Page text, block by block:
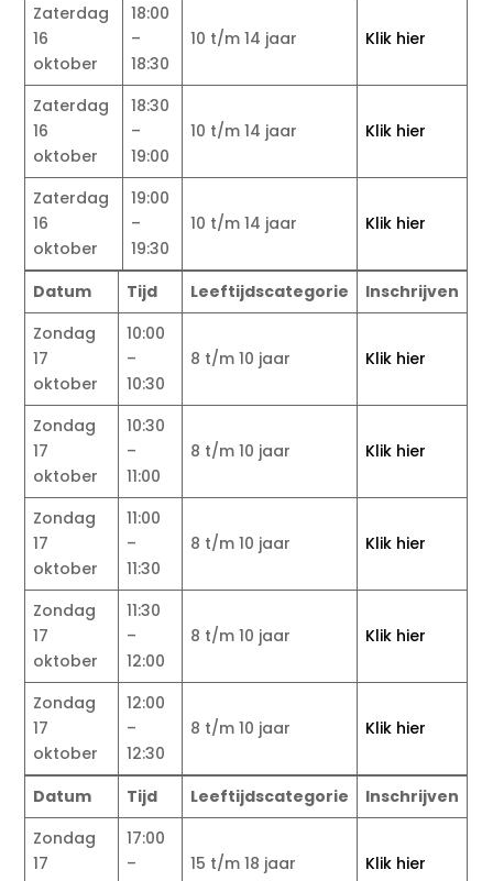
Zaterdag
16
oktober
18:00
–
18:30
10 t/m 14 jaar Klik hier
Zaterdag
16
oktober
18:30
–
19:00
10 t/m 14 jaar Klik hier
Zaterdag
16
oktober
19:00
–
19:30
10 t/m 14 jaar Klik hier
Datum Tijd Leeftijdscategorie
Inschrijven
Zondag
17
oktober
10:00
–
10:30
8 t/m 10 jaar Klik hier
Zondag
17
oktober
10:30
–
11:00
8 t/m 10 jaar Klik hier
Zondag
17
oktober
11:00
–
11:30
8 t/m 10 jaar Klik hier
Zondag
17
oktober
11:30
–
12:00
8 t/m 10 jaar Klik hier
Zondag
17
oktober
12:00
–
12:30
8 t/m 10 jaar Klik hier
Datum Tijd Leeftijdscategorie
Inschrijven
Zondag
17
17:00
–
15 t/m 18 jaar Klik hier